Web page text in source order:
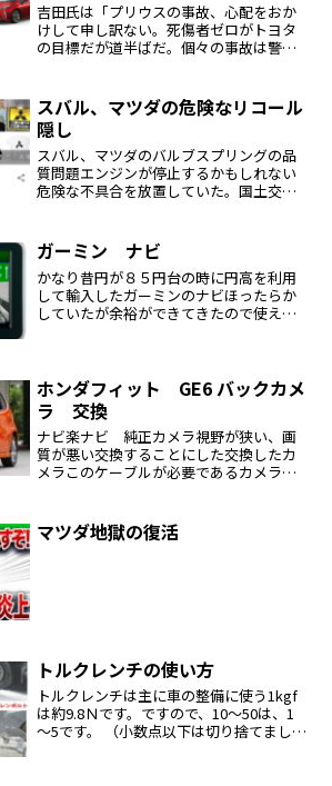
吉田氏は「プリウスの事故、心配をおか
けして申し訳ない。死傷者ゼロがトヨタ
の目標だが道半ばだ。個々の事故は警察
され、世に出している」と強調。「年配
のお客を中心に、大変多く...
スバル、マツダの危険なリコール
隠し
スバル、マツダのバルブスプリングの品
質問題エンジンが停止するかもしれない
危険な不具合を放置していた。国土交通
ビでは放送されない。エンジンが壊れな
いのはホンダホンダはエン...
ガーミン ナビ
かなり昔円が８５円台の時に円高を利用
して輸入したガーミンのナビほったらか
していたが余裕ができてきたので使える
ットで情報を検索して...
ホンダフィット GE6 バックカメ
ラ 交換
ナビ楽ナビ 純正カメラ視野が狭い、画
質が悪い交換することにした交換したカ
メラこのケーブルが必要であるカメラは
が入りモニターに映る。ケーブルはライ
センスライトの穴のコーナ...
マツダ地獄の復活
トルクレンチの使い方
トルクレンチは主に車の整備に使う1kgf
は約9.8Ｎです。ですので、10～50は、1
～5です。 （小数点以下は切り捨てまし